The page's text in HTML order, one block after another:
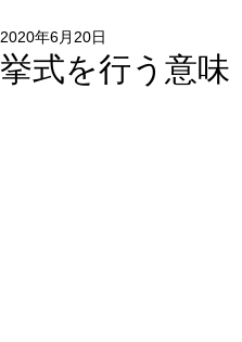
挙式を行う意味
2020年6月20日